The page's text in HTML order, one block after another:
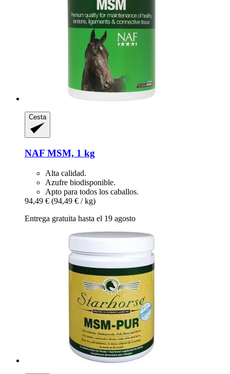
Cesta
NAF MSM, 1 kg
Alta calidad.
Azufre biodisponible.
Apto para todos los caballos.
94,49 € (94,49 € / kg)
Entrega gratuita hasta el 19 agosto